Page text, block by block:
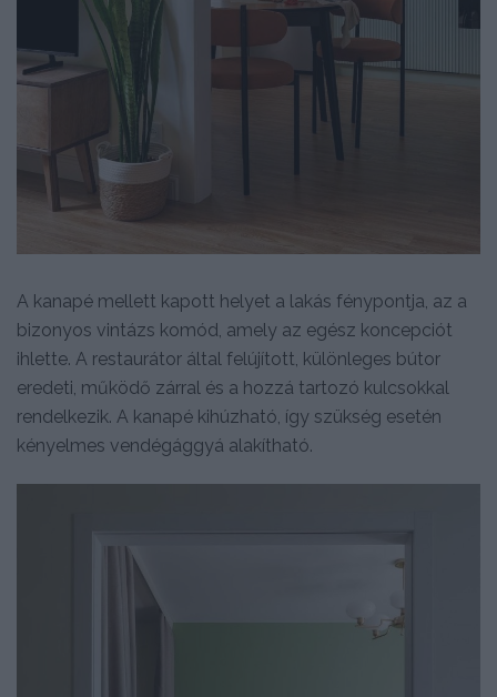
A kanapé mellett kapott helyet a lakás fénypontja, az a
bizonyos vintázs komód, amely az egész koncepciót
ihlette. A restaurátor által felújított, különleges bútor
eredeti, működő zárral és a hozzá tartozó kulcsokkal
rendelkezik. A kanapé kihúzható, így szükség esetén
kényelmes vendégággyá alakítható.